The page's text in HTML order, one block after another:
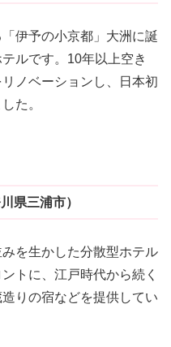
伊予の小京都」大洲に誕
ルです。10年以上空き
ノベーションし、日本初
た。
県三浦市）
を生かした分散型ホテル
トに、江戸時代から続く
りの宿などを提供してい